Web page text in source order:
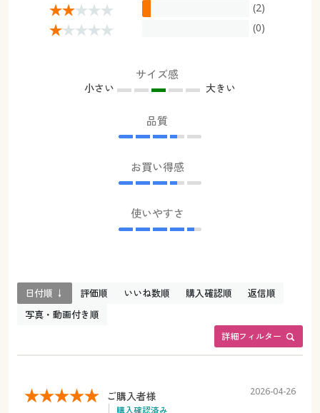
よくある質問とお問い合わせ
(2)
(0)
サイズ感
小さい 大きい
品質
お買い得感
使いやすさ
詳細フィルター
日付順 ↓ 評価順 いいね数順 購入確認順
返信順
写真・動画付き順
ご購入者様
購入確認済み
2026-04-26